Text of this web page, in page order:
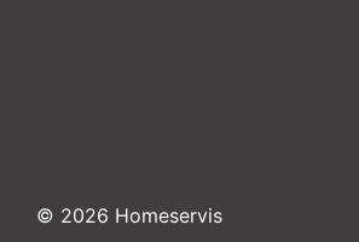
© 2026 Homeservis